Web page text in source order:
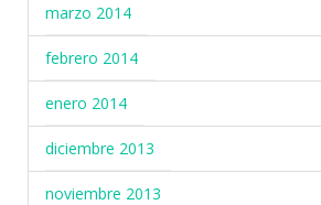
marzo 2014
febrero 2014
enero 2014
diciembre 2013
noviembre 2013